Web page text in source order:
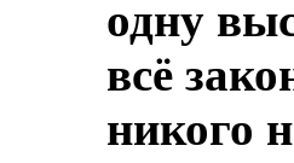
одну
всё
никого